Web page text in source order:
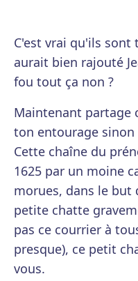
C'est vrai qu'ils sont
aurait bien rajouté
fou tout ça non ?
Maintenant partage
ton entourage
Cette chaîne du
1625 par un moine
morues, dans le but
petite chatte
pas ce courrier à
presque), ce petit
vous.